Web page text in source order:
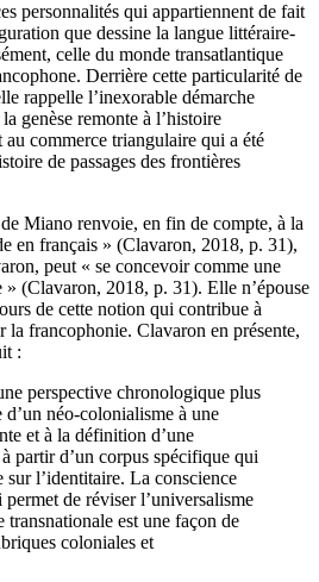
personnalités qui appartiennent de fait
que dessine la langue littéraire-
celle du monde transatlantique
Derrière cette particularité de
rappelle l’inexorable démarche
genèse remonte à l’histoire
au commerce triangulaire qui a été
de passages des frontières
Miano renvoie, en fin de compte, à la
en français » (Clavaron, 2018, p. 31),
peut « se concevoir comme une
(Clavaron, 2018, p. 31). Elle n’épouse
de cette notion qui contribue à
la francophonie. Clavaron en présente,
:
perspective chronologique plus
d’un néo-colonialisme à une
et à la définition d’une
partir d’un corpus spécifique qui
sur l’identitaire. La conscience
de réviser l’universalisme
transnationale est une façon de
coloniales et